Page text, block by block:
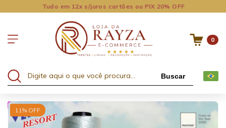
Tudo em 12x s/juros cartões ou PIX 20% OFF
0
Buscar
11 % OFF
LEVE 5 & PAGUE 4